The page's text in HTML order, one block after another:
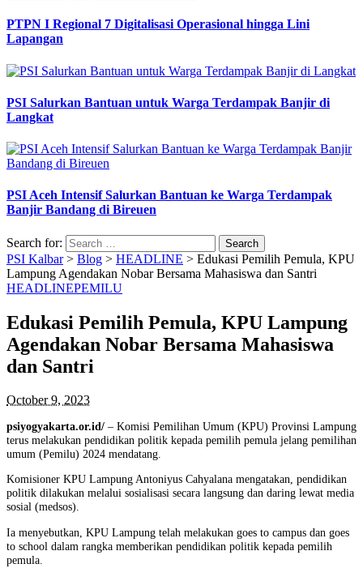
PTPN I Regional 7 Digitalisasi Operasional hingga Lini
Lapangan
PSI Salurkan Bantuan untuk Warga Terdampak Banjir di
Langkat
PSI Aceh Intensif Salurkan Bantuan ke Warga Terdampak
Banjir Bandang di Bireuen
Search for:
PSI Kalbar> Blog > HEADLINE > Edukasi Pemilih Pemula, KPU
Lampung Agendakan Nobar Bersama Mahasiswa dan Santri
HEADLINEPEMILU
Edukasi Pemilih Pemula, KPU Lampung
Agendakan Nobar Bersama Mahasiswa
dan Santri
October 9, 2023
psiyogyakarta.or.id/ – Komisi Pemilihan Umum (KPU) Provinsi Lampung
terus melakukan pendidikan politik kepada pemilih pemula jelang pemilihan
umum (Pemilu) 2024 mendatang.
Komisioner KPU Lampung Antoniyus Cahyalana mengatakan, pendidikan
politik dilakukan melalui sosialisasi secara langsung dan daring lewat media
sosial (medsos).
Ia menyebutkan, KPU Lampung telah melakukan goes to campus dan goes
to school dalam rangka memberikan pendidikan politik kepada pemilih
pemula.